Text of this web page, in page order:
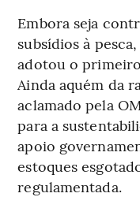
Embora seja
subsídios à
adotou o
Ainda aquém da
aclamado pela
para a
apoio
estoques
regulamentada.